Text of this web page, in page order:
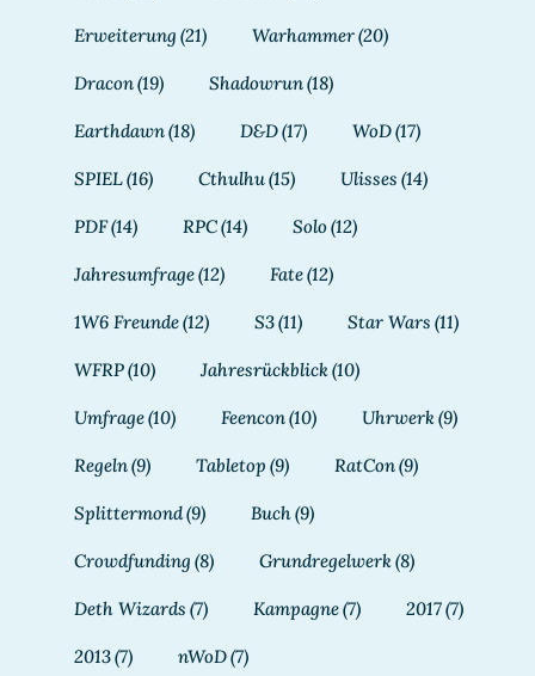
Erweiterung (21) Warhammer(20)
Dracon(19) Shadowrun(18)
Earthdawn(18) D&D(17) WoD(17)
SPIEL(16) Cthulhu(15) Ulisses (14)
PDF(14) RPC(14) Solo(12)
Jahresumfrage(12) Fate(12)
1W6 Freunde(12) S3(11) Star Wars (11)
WFRP(10) Jahresrückblick(10)
Umfrage(10) Feencon(10) Uhrwerk(9)
Regeln(9) Tabletop (9) RatCon(9)
Splittermond(9) Buch(9)
Crowdfunding (8) Grundregelwerk(8)
Deth Wizards (7) Kampagne(7) 2017(7)
2013(7) nWoD(7)